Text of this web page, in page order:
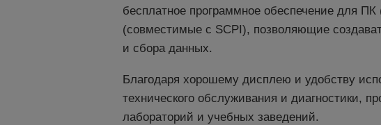
бесплатное программное обеспечение для
(совместимые с SCPI), позволяющие
и сбора данных.
Благодаря хорошему дисплею и удобству
технического обслуживания и диагностики,
лабораторий и учебных заведений.